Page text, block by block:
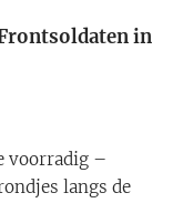
in
voorradig –
langs de